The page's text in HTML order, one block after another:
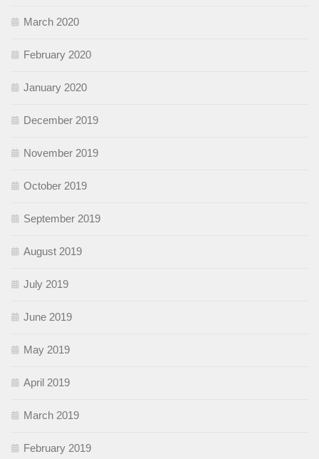
March 2020
February 2020
January 2020
December 2019
November 2019
October 2019
September 2019
August 2019
July 2019
June 2019
May 2019
April 2019
March 2019
February 2019